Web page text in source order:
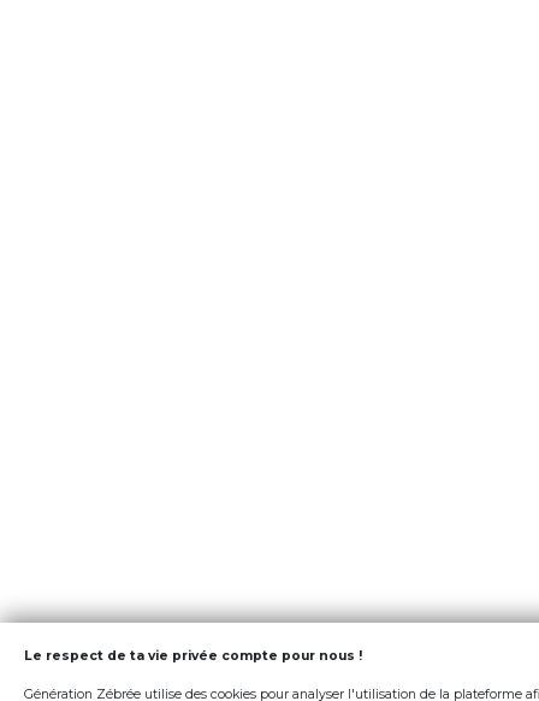
Le respect de ta vie privée compte pour nous !
Génération Zébrée utilise des cookies pour analyser l'utilisation de la plateforme